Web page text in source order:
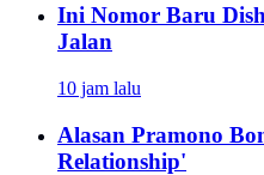
Ini Nomor Baru
Jalan
10 jam lalu
Alasan Pramono
Relationship'